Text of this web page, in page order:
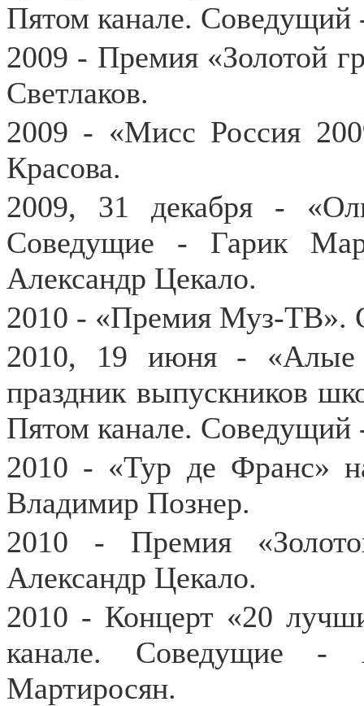
Пятом канале. Соведущий
2009 - Премия «Золотой
Светлаков.
2009 - «Мисс Россия
Красова.
2009, 31 декабря -
Соведущие - Гарик
Александр Цекало.
2010 - «Премия Муз-ТВ».
2010, 19 июня - «Алые
праздник выпускников
Пятом канале. Соведущий
2010 - «Тур де Франс»
Владимир Познер.
2010 - Премия
Александр Цекало.
2010 - Концерт «20
канале. Соведущие -
Мартиросян.